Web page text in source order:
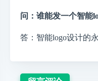
问：谁能发一个智能
答：智能logo设计的